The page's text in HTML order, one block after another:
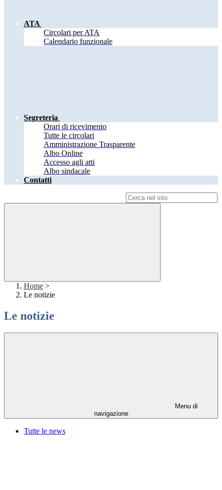
ATA
Circolari per ATA
Calendario funzionale
Segreteria
Orari di ricevimento
Tutte le circolari
Amministrazione Trasparente
Albo Online
Accesso agli atti
Albo sindacale
Contatti
Home >
Le notizie
Le notizie
Menu di
navigazione
Tutte le news